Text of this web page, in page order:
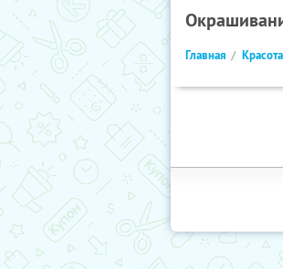
Главная Красота